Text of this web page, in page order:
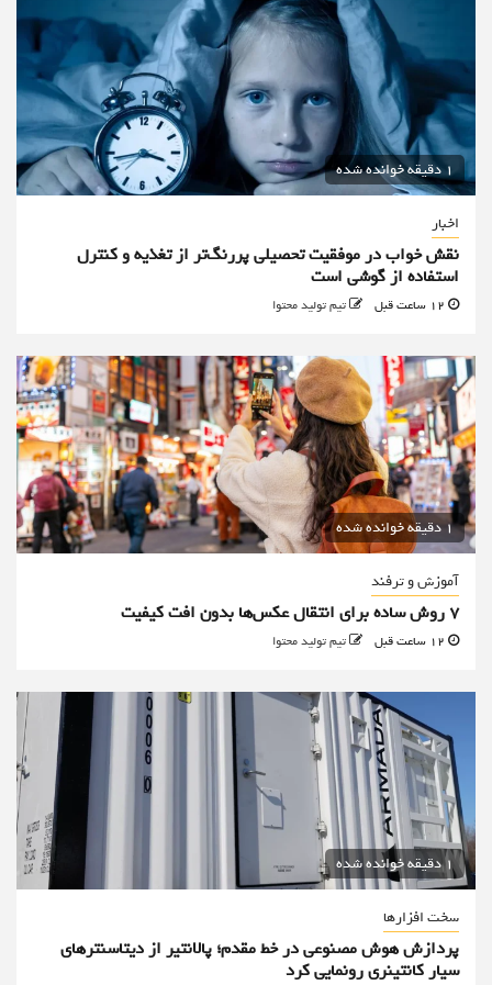
1 دقیقه خوانده شده
اخبار
نقش خواب در موفقیت تحصیلی پررنگ‌تر از تغذیه و کنترل
استفاده از گوشی است
تیم تولید محتوا
1 دقیقه خوانده شده
آموزش و ترفند
۷ روش ساده برای انتقال عکس‌ها بدون افت کیفیت
تیم تولید محتوا
1 دقیقه خوانده شده
سخت افزارها
پردازش هوش مصنوعی در خط مقدم؛ پالانتیر از دیتاسنترهای
سیار کانتینری رونمایی کرد